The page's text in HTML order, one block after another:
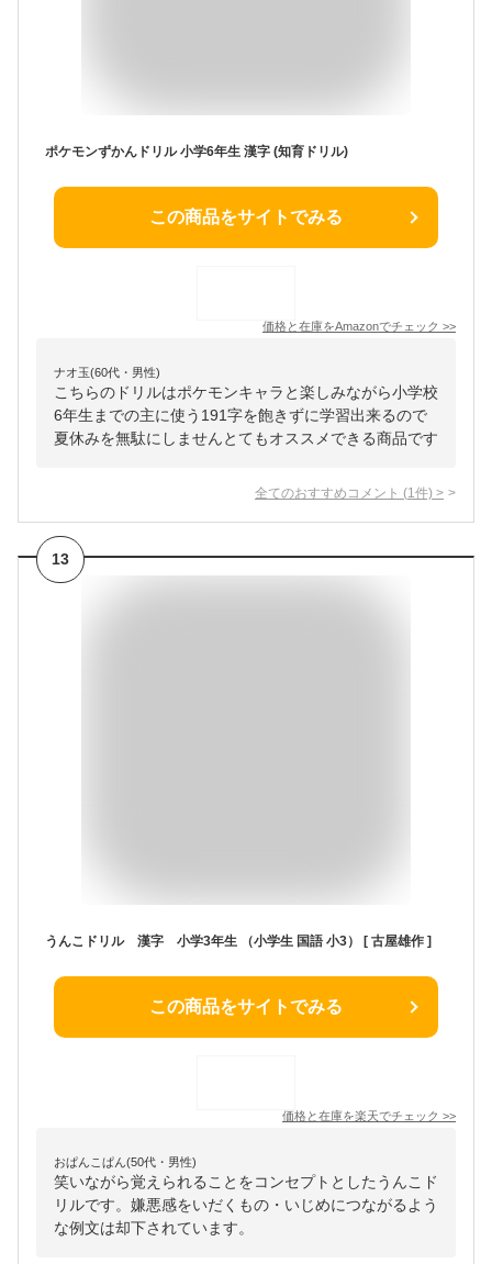
ポケモンずかんドリル 小学6年生 漢字 (知育ドリル)
この商品をサイトでみる
価格と在庫をAmazonでチェック >>
ナオ玉(60代・男性)
こちらのドリルはポケモンキャラと楽しみながら小学校
6年生までの主に使う191字を飽きずに学習出来るので
夏休みを無駄にしませんとてもオススメできる商品です
全てのおすすめコメント (1 件) >
13
うんこドリル 漢字 小学3年生 （小学生 国語 小3） [ 古屋雄作 ]
この商品をサイトでみる
価格と在庫を楽天でチェック >>
おぱんこぱん(50代・男性)
笑いながら覚えられることをコンセプトとしたうんこド
リルです。嫌悪感をいだくもの・いじめにつながるよう
な例文は却下されています。